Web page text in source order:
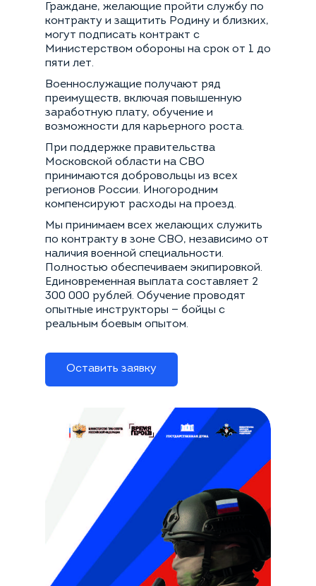
Граждане, желающие пройти службу по
контракту и защитить Родину и близких,
могут подписать контракт с
Министерством обороны на срок от 1 до
пяти лет.
Военнослужащие получают ряд
преимуществ, включая повышенную
заработную плату, обучение и
возможности для карьерного роста.
При поддержке правительства
Московской области на СВО
принимаются добровольцы из всех
регионов России. Иногородним
компенсируют расходы на проезд.
Мы принимаем всех желающих служить
по контракту в зоне СВО, независимо от
наличия военной специальности.
Полностью обеспечиваем экипировкой.
Единовременная выплата составляет 2
300 000 рублей. Обучение проводят
опытные инструкторы — бойцы с
реальным боевым опытом.
Оставить заявку
Получить консультацию
Перезвонить мне
Рассчитать стоимость
перевозки
Мы поможем! Оставьте свои
контакты и наш специалист
свяжется с вами
Рассчитать
Согласен на обработку
персональных данных в
соответствии с политикой
обработки персональных данных
Спасибо
Ваша заявка принята. В ближайшее время
наш специалист свяжется с вами.